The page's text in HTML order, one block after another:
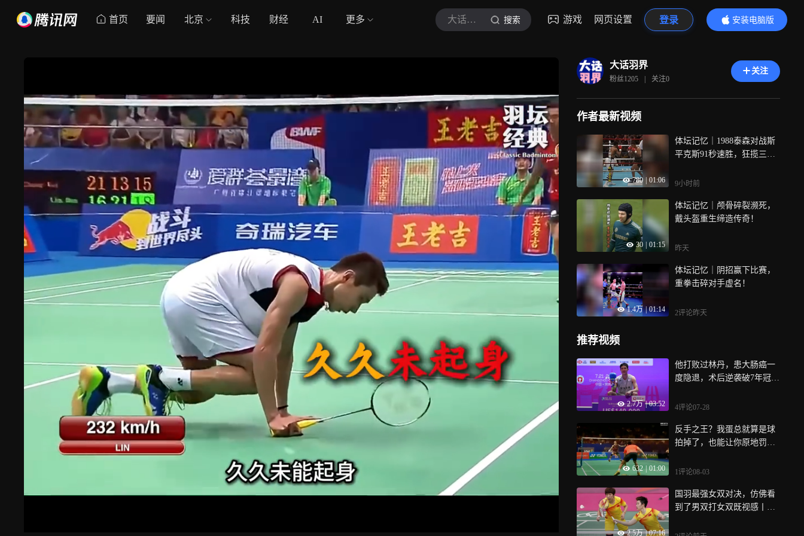
首页 要闻 北京 科技 财经 AI 更多 大话羽界 搜索 游戏 网页设置 登录
安装电脑版
内容更精彩
大话羽界
粉丝1205 | 关注0
关注
作者最新视频
780 01:06
体坛记忆｜1988泰森对战斯
平克斯91秒速胜，狂揽三千
9小时前
30 01:15
体坛记忆｜颅骨碎裂濒死，
戴头盔重生缔造传奇！
昨天
1.4万 | 01:14
体坛记忆｜阴招赢下比赛，
重拳击碎对手虚名！
2评论昨天
推荐视频
2.7万 | 03:52
他打败过林丹，患大肠癌一
度隐退，术后逆袭破7年冠军
4评论07-28
632 01:00
反手之王？我蛋总就算是球
拍掉了，也能让你原地罚
1评论08-03
2.5万 | 07:16
国羽最强女双对决，仿佛看
到了男双打女双既视感丨体